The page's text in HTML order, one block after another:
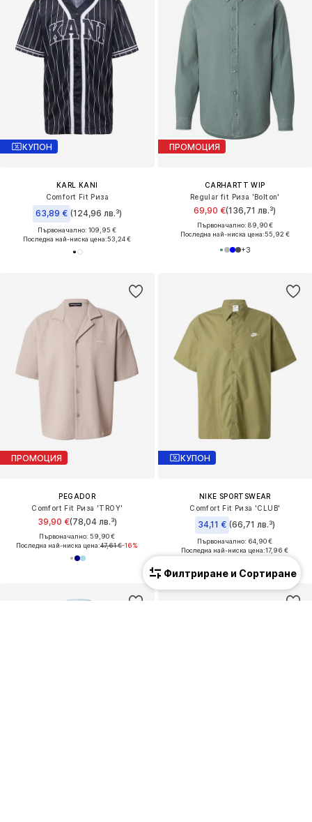
КУПОН
KARL KANI
Comfort Fit Риза
63,89 € (124,96 лв.³)
Първоначално: 109,95 €
Последна най-ниска цена:53,24 €
ПРОМОЦИЯ
CARHARTT WIP
Regular fit Риза 'Bolton'
69,90 €(136,71 лв.³)
Първоначално: 89,90 €
Последна най-ниска цена:55,92 €
+3
ПРОМОЦИЯ
PEGADOR
Comfort Fit Риза 'TROY'
39,90 €(78,04 лв.³)
Първоначално: 59,90 €
Последна най-ниска цена:47,61 €-16%
КУПОН
NIKE SPORTSWEAR
Comfort Fit Риза 'CLUB'
34,11 € (66,71 лв.³)
Първоначално: 64,90 €
Последна най-ниска цена:17,96 €
Филтриране и Сортиране